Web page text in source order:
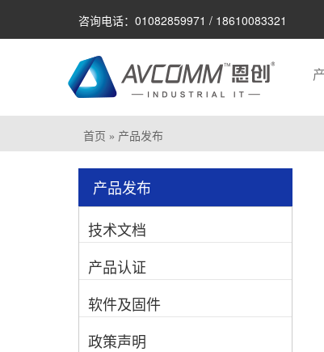
咨询电话：01082859971 / 18610083321
首页 » 产品发布
产品发布
技术文档
产品认证
软件及固件
政策声明